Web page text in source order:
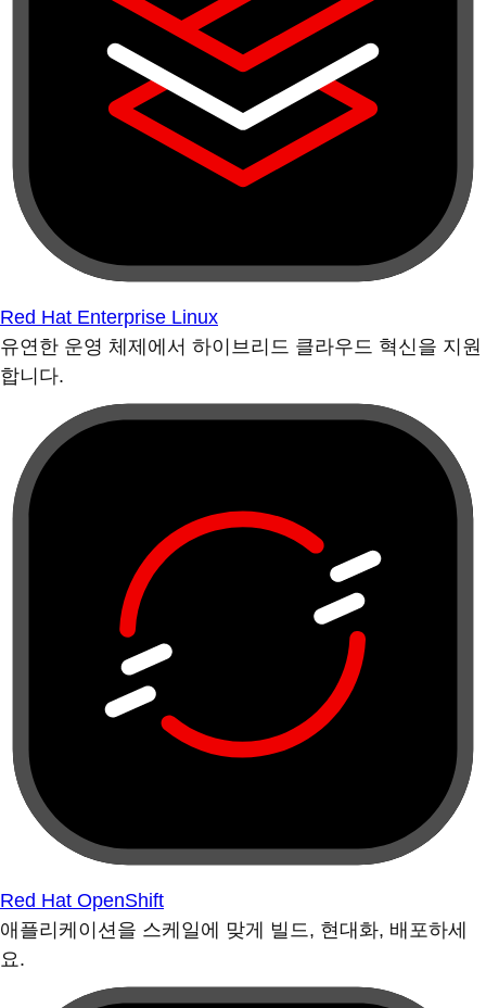
Red Hat Enterprise Linux
유연한 운영 체제에서 하이브리드 클라우드 혁신을 지원
합니다.
Red Hat OpenShift
애플리케이션을 스케일에 맞게 빌드, 현대화, 배포하세
요.